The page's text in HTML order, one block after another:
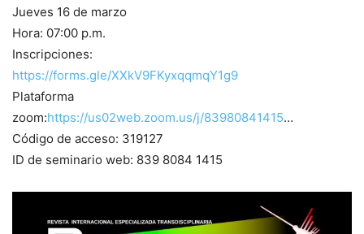
Jueves 16 de marzo
Hora: 07:00 p.m.
Inscripciones:
https://forms.gle/XXkV9FKyxqqmqY1g9
Plataforma
zoom:https://us02web.zoom.us/j/83980841415…
Código de acceso: 319127
ID de seminario web: 839 8084 1415